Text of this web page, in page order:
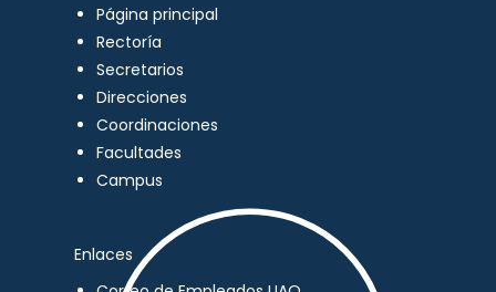
Página principal
Rectoría
Secretarios
Direcciones
Coordinaciones
Facultades
Campus
Enlaces